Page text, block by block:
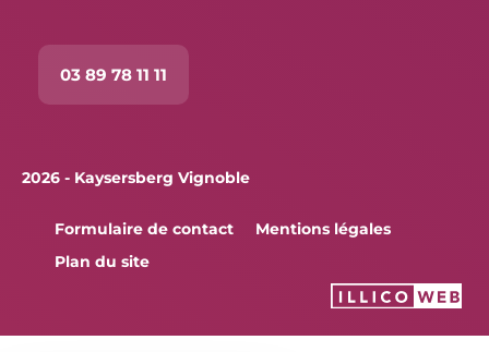
03 89 78 11 11
2026 - Kaysersberg Vignoble
Formulaire de contact
Mentions légales
Plan du site